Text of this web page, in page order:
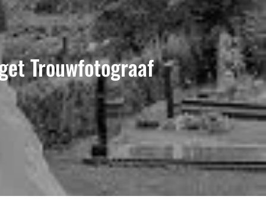
Trouwfotograaf